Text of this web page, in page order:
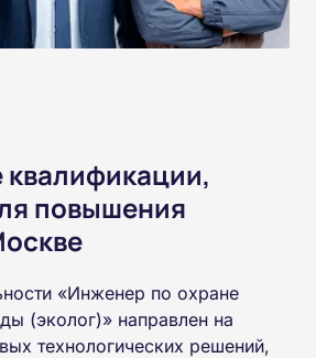
повышения
«Инженер по охране
(эколог)» направлен на
технологических решений,